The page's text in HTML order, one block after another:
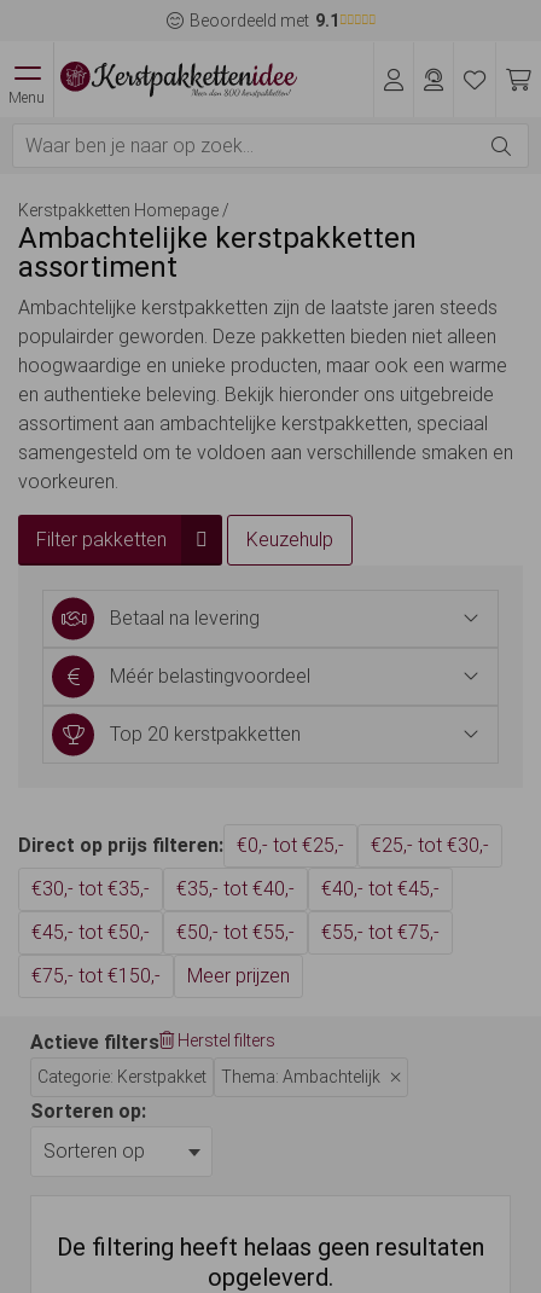
Beoordeeld met 9.1
Menu
Kerstpakketten Homepage /
Ambachtelijke kerstpakketten
assortiment
Ambachtelijke kerstpakketten zijn de laatste jaren steeds
populairder geworden. Deze pakketten bieden niet alleen
hoogwaardige en unieke producten, maar ook een warme
en authentieke beleving. Bekijk hieronder ons uitgebreide
assortiment aan ambachtelijke kerstpakketten, speciaal
samengesteld om te voldoen aan verschillende smaken en
voorkeuren.
Filter pakketten Keuzehulp
Betaal na levering
Méér belastingvoordeel
Top 20 kerstpakketten
Direct op prijs filteren: €0,- tot €25,-
€25,- tot €30,-
€30,- tot €35,-
€35,- tot €40,-
€40,- tot €45,-
€45,- tot €50,-
€50,- tot €55,-
€55,- tot €75,-
€75,- tot €150,-
Meer prijzen
Actieve filters
Herstel filters
Categorie: Kerstpakket
Thema: Ambachtelijk
Sorteren op:
De filtering heeft helaas geen resultaten
opgeleverd.